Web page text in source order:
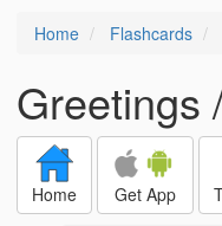
Home Flashcards
Greetings
Home Get App